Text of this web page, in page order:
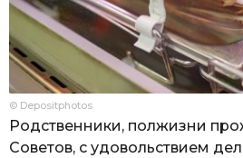
© Depositphotos
Родственники, полжизни
Советов, с удовольствием